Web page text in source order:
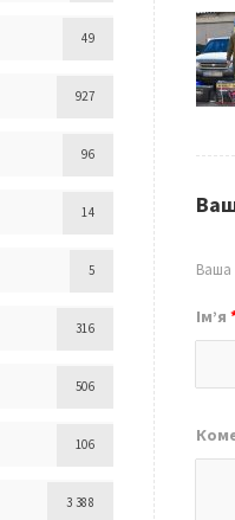
Ваша
Ім’я
49
927
96
14
5
316
506
106
3 388